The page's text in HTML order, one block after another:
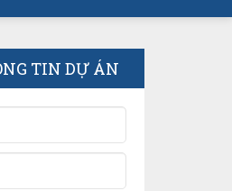
TIN DỰ ÁN